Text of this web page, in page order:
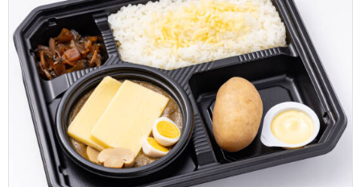
だくことができればより一層良かったなぁと思いました。
ご利用シーン：ロケ・撮影›スタジオ撮影
東京都墨田区本所2025/12/19